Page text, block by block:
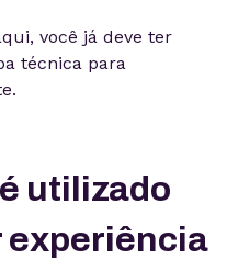
você já deve ter
técnica para
utilizado
experiência